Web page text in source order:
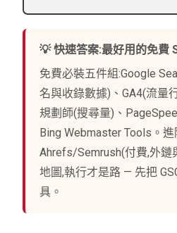
💡 快速答案:最好用的免費
免費必裝五件組:Google
名與收錄數據)、GA4(流量
規劃師(搜尋量)、
Bing Webmaster Tools。進
Ahrefs/Semrush(付費,外鏈
地圖,執行才是路 — 先把
具。